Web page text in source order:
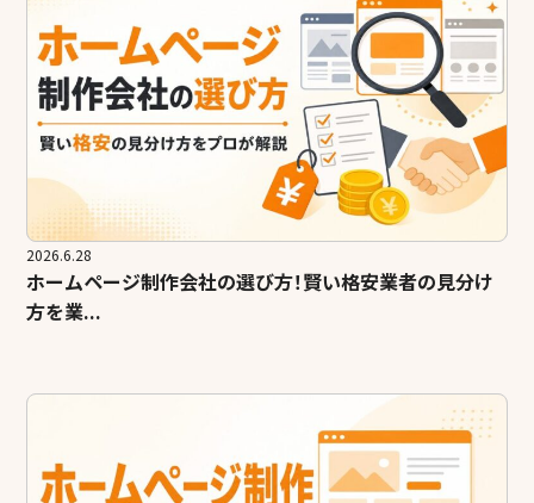
2026.6.28
ホームページ制作会社の選び方！賢い格安業者の見分け
方を業...